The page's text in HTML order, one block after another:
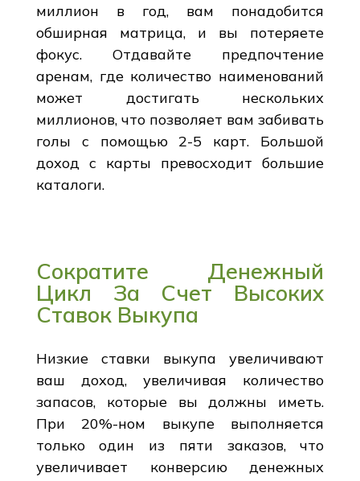
миллион в год, вам понадобится
обширная матрица, и вы потеряете
фокус. Отдавайте предпочтение
аренам, где количество наименований
может достигать нескольких
миллионов, что позволяет вам забивать
голы с помощью 2-5 карт. Большой
доход с карты превосходит большие
каталоги.
Сократите Денежный
Цикл За Счет Высоких
Ставок Выкупа
Низкие ставки выкупа увеличивают
ваш доход, увеличивая количество
запасов, которые вы должны иметь.
При 20%-ном выкупе выполняется
только один из пяти заказов, что
увеличивает конверсию денежных